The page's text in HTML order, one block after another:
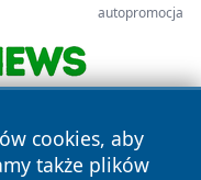
autopromocja
cookies, aby
także plików